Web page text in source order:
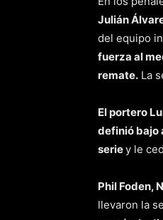
Julián
del equipo
fuerza al
remate. La
El portero
definió bajo
seriey le
Phil Foden,
llevaron la